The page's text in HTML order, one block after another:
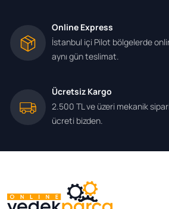
Online Express
İstanbul içi Pilot bölgelerde
aynı gün teslimat.
Ücretsiz Kargo
2.500 TL ve üzeri mekanik
ücreti bizden.